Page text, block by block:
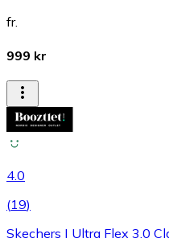
fr.
999 kr
4.0
(19)
Skechers | Ultra Flex 3.0